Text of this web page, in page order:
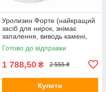
Уролизин Форте (найкращий
засіб для нирок, знімає
запалення, виводь камені,
пісок, жовчогінний)
Готово до відправки
1 788,50 ₴ 2 555 ₴
Купити